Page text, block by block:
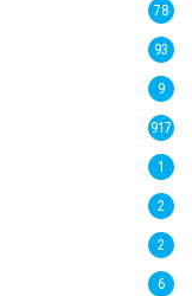
78
93
9
917
1
2
2
6